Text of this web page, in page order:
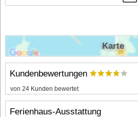
Kundenbewertungen
von 24 Kunden bewertet
Ferienhaus-Ausstattung
Karte